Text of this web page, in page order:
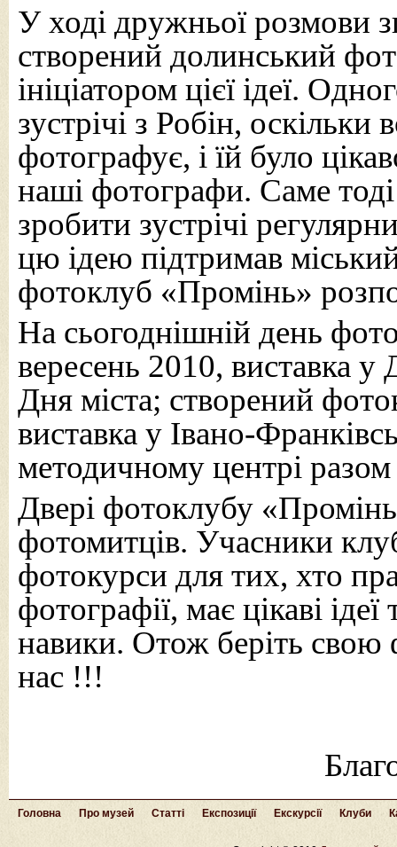
У ході дружньої розмови
створений долинський
ініціатором цієї ідеї.
зустрічі з Робін,
фотографує, і їй було
наші фотографи. Саме
зробити зустрічі
цю ідею підтримав
фотоклуб «Промінь»
На сьогоднішній день
вересень 2010, виставка у
Дня міста; створений
виставка у Івано-
методичному центрі
Двері фотоклубу
фотомитців. Учасники
фотокурси для тих, хто
фотографії, має цікаві
навики. Отож беріть свою
нас !!!
Головна Про музей Статті Експозиції Екскурсії Клуби